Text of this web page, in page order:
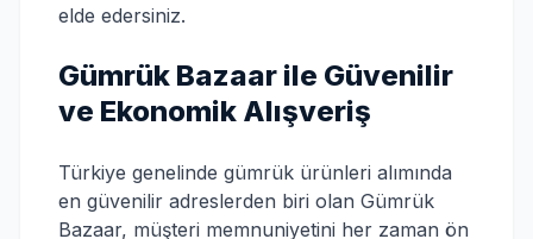
elde edersiniz.
Gümrük Bazaar ile Güvenilir
ve Ekonomik Alışveriş
Türkiye genelinde gümrük ürünleri alımında
en güvenilir adreslerden biri olan Gümrük
Bazaar, müşteri memnuniyetini her zaman ön